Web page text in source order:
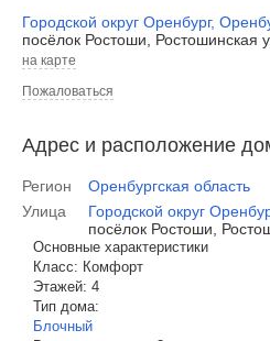
Городской округ Оренбург,
посёлок Ростоши, Ростошинская
на карте
Пожаловаться
Адрес и расположение
Регион
Оренбургская область
Улица
Городской округ
посёлок Ростоши,
Основные характеристики
Класс: Комфорт
Этажей: 4
Тип дома:
Блочный